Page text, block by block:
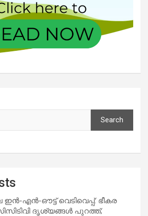
Search
എൻ-ഔട്ട് വെടിവെപ്പ്: ഭീകര
ദൃശ്യങ്ങൾ പുറത്ത്;